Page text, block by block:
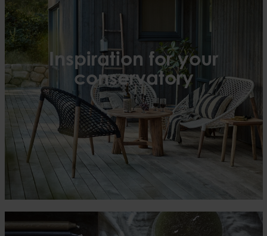
Inspiration for your
conservatory